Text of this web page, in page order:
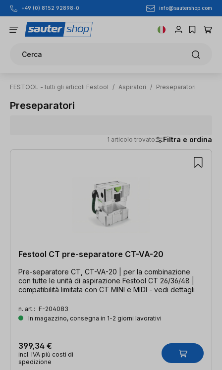
Passa al contenuto principale
+49 (0) 8152 92898-0 info@sautershop.com
Cerca
FESTOOL - tutti gli articoli Festool / Aspiratori / Preseparatori
Preseparatori
1 articolo trovato Filtra e ordina
1 articolo trovato
Festool CT pre-separatore CT-VA-20
Pre-separatore CT, CT-VA-20 | per la combinazione
con tutte le unità di aspirazione Festool CT 26/36/48 |
compatibilità limitata con CT MINI e MIDI - vedi dettagli
n. art.: F-204083
In magazzino, consegna in 1-2 giorni lavorativi
399,34 €
incl. IVA più costi di
spedizione